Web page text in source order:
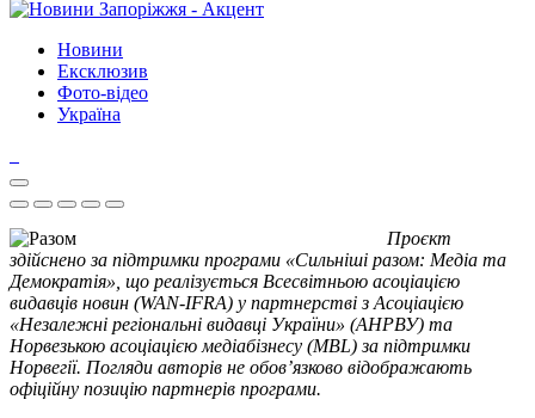
Новини
Ексклюзив
Фото-відео
Україна
Проєкт
здійснено за підтримки програми «Сильніші разом: Медіа та
Демократія», що реалізується Всесвітньою асоціацією
видавців новин (WAN-IFRA) у партнерстві з Асоціацією
«Незалежні регіональні видавці України» (АНРВУ) та
Норвезькою асоціацією медіабізнесу (MBL) за підтримки
Норвегії. Погляди авторів не обов’язково відображають
офіційну позицію партнерів програми.